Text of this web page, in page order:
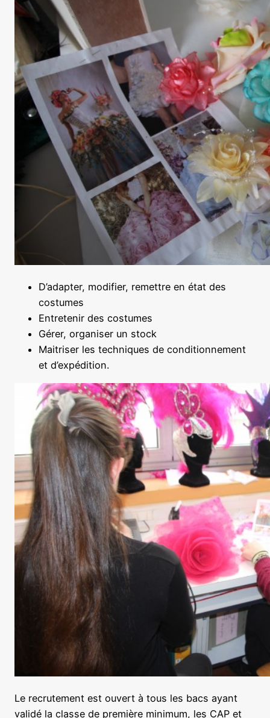
D’adapter, modifier, remettre en état des
costumes
Entretenir des costumes
Gérer, organiser un stock
Maitriser les techniques de conditionnement
et d’expédition.
Le recrutement est ouvert à tous les bacs ayant
validé la classe de première minimum, les CAP et